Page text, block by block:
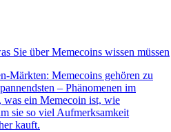
Sie über Memecoins wissen müssen
Märkten: Memecoins gehören zu
– Phänomenen im
ein Memecoin ist, wie
sie so viel Aufmerksamkeit
kauft.